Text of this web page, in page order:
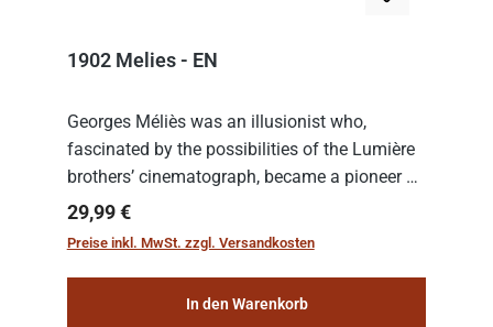
1902 Melies - EN
Georges Méliès was an illusionist who,
fascinated by the possibilities of the Lumière
brothers’ cinematograph, became a pioneer of
cinema. In 1902, he filmed his most famous
work: “Le Voyage dans la Lune” (“A Trip to...
Regulärer Preis:
29,99 €
Preise inkl. MwSt. zzgl. Versandkosten
In den Warenkorb